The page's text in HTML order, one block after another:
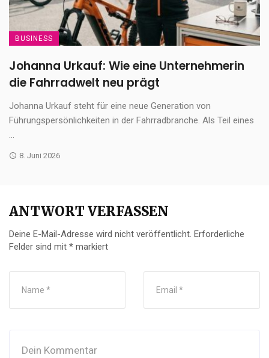
BUSINESS
Johanna Urkauf: Wie eine Unternehmerin
die Fahrradwelt neu prägt
Johanna Urkauf steht für eine neue Generation von
Führungspersönlichkeiten in der Fahrradbranche. Als Teil eines
...
8. Juni 2026
ANTWORT VERFASSEN
Deine E-Mail-Adresse wird nicht veröffentlicht. Erforderliche
Felder sind mit * markiert